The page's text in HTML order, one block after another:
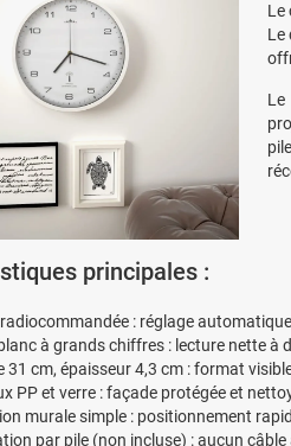
Le
Le
Le
principales :
: réglage
à grands chiffres : lecture nette à
31 cm, épaisseur 4,3 cm : format
PP et verre : façade protégée et
murale simple : positionnement
par pile (non incluse) : aucun